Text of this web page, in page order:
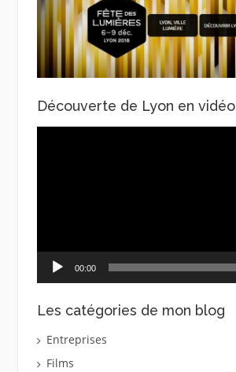
Découverte de Lyon en vidéo
00:00
Les catégories de mon blog
Entreprises
Films